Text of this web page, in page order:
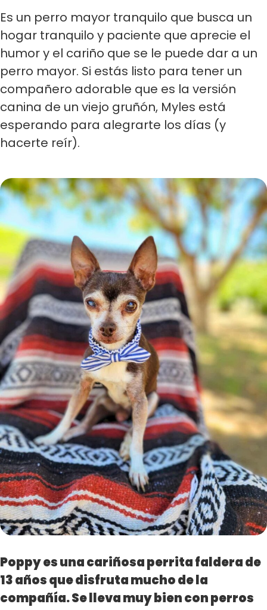
Es un perro mayor tranquilo que busca un
hogar tranquilo y paciente que aprecie el
humor y el cariño que se le puede dar a un
perro mayor. Si estás listo para tener un
compañero adorable que es la versión
canina de un viejo gruñón, Myles está
esperando para alegrarte los días (y
hacerte reír).
Poppy es una cariñosa perrita faldera de
13 años que disfruta mucho de la
compañía. Se lleva muy bien con perros